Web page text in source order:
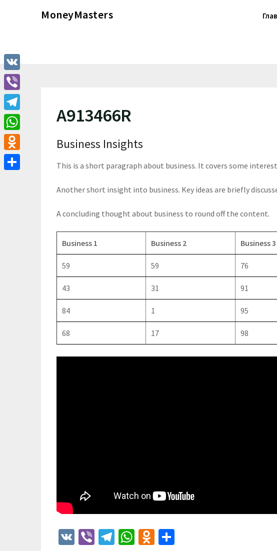
MoneyMasters
A913466R
Business Insights
This is a short paragraph about business. It covers some
Another short insight into business. Key ideas are briefly
A concluding thought about business to round off the content.
Business 1 Business 2 Business 3
59 59 76
43 31 91
84 1 95
68 17 98
VK ViberTelegram
WhatsApp
Odnoklassniki
VK
Viber
Telegram
WhatsApp
Odnoklassniki